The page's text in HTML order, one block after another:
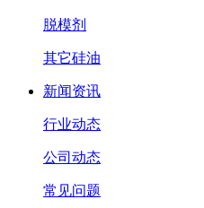
脱模剂
其它硅油
新闻资讯
行业动态
公司动态
常见问题